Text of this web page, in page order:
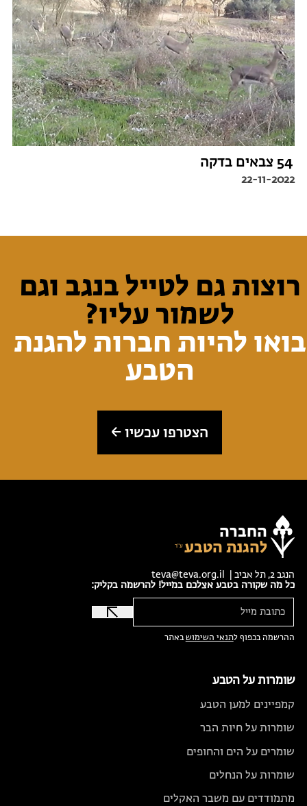
54 צבאים בדקה
22-11-2022
רוצות גם לטייל בנגב וגם
לשמור עליו?
בואו להיות חברות להגנת
הטבע
הצטרפו עכשיו
החברה
להגנת הטבע
הנגב 2, תל אביב |
teva@teva.org.il
כל מה שקורה בטבע אצלכם במייל! להרשמה בקליק:
ההרשמה בכפוף לתנאי השימושבאתר
שומרות על הטבע
קמפיינים למען הטבע
שומרות על חיות הבר
שומרים על הים והחופים
שומרות על הנחלים
מתמודדים עם משבר האקלים